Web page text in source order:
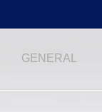
Politica
GENERAL